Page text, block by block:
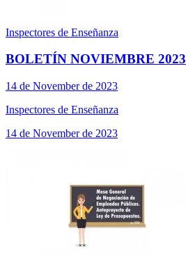
Inspectores de Enseñanza
BOLETÍN NOVIEMBRE 2023
14 de November de 2023
Inspectores de Enseñanza
14 de November de 2023